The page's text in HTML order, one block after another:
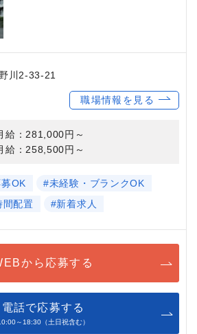
川2-33-21
職場情報を見る
：281,000円～
：258,500円～
OK
#未経験・ブランクOK
間配置
#新着求人
から応募する
電話で応募する
～18:30（土日祝含む）